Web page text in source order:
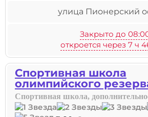
улица Пионерский
Закрыто до
откроется через 7 ч
Спортивная школа
олимпийского
Спортивная школа,